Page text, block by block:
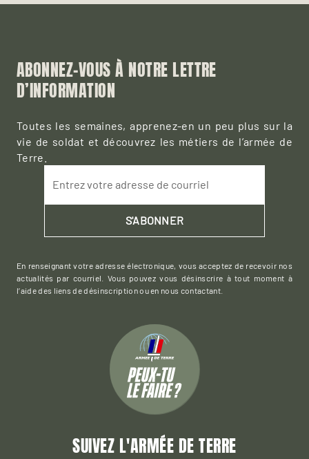
ABONNEZ-VOUS À NOTRE LETTRE
D’INFORMATION
Toutes les semaines, apprenez-en un peu plus sur la
vie de soldat et découvrez les métiers de l’armée de
Terre.
Entrez votre adresse de courriel
S'ABONNER
En renseignant votre adresse électronique, vous acceptez de recevoir nos
actualités par courriel. Vous pouvez vous désinscrire à tout moment à
l’aide des liens de désinscription ou en nous contactant.
SUIVEZ L'ARMÉE DE TERRE